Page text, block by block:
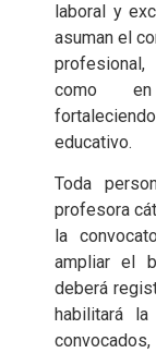
laboral y
asuman el
como en
educativo.
Toda
profesora
la
ampliar el
deberá
habilitará